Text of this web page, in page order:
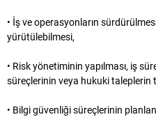
• İş ve operasyonların
yürütülebilmesi,
• Risk yönetiminin yapılması, iş
süreçlerinin veya hukuki taleplerin
• Bilgi güvenliği süreçlerinin